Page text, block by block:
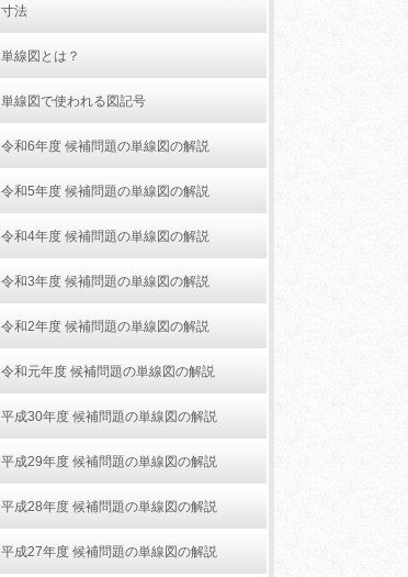
寸法
単線図とは？
単線図で使われる図記号
令和6年度 候補問題の単線図の解説
令和5年度 候補問題の単線図の解説
令和4年度 候補問題の単線図の解説
令和3年度 候補問題の単線図の解説
令和2年度 候補問題の単線図の解説
令和元年度 候補問題の単線図の解説
平成30年度 候補問題の単線図の解説
平成29年度 候補問題の単線図の解説
平成28年度 候補問題の単線図の解説
平成27年度 候補問題の単線図の解説